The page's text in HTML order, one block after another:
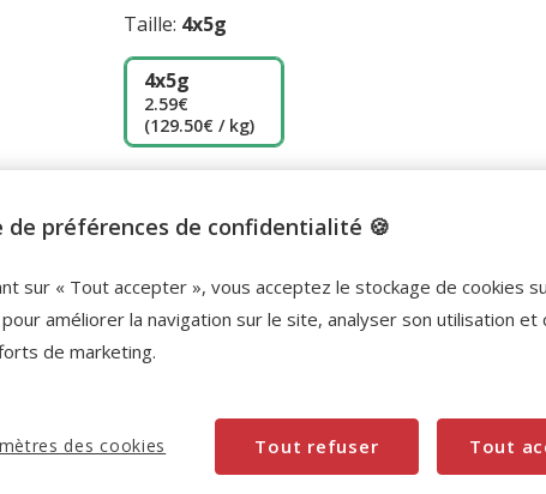
Taille: 4x5g
4x5g
2.59€
(129.50€ / kg)
Carte Animalis. Offre non cumulable aux autres
promotions en cours. Voir conditions
Code:
de préférences de confidentialité 🍪
sur « Tout accepter », vous acceptez le stockage de cookies
améliorer la navigation sur le site, analyser son utilisation et
de marketing.
Tout refuser Tout
des cookies